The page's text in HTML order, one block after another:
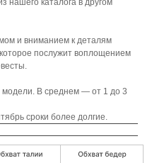
нашего каталога в другом
и вниманием к деталям
послужит воплощением
В среднем ― от 1 до 3
сроки более долгие.